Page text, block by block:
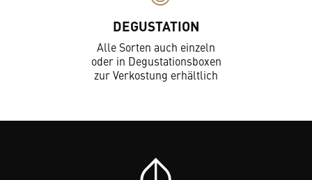
DEGUSTATION
Alle Sorten auch einzeln
oder in Degustationsboxen
zur Verkostung erhältlich